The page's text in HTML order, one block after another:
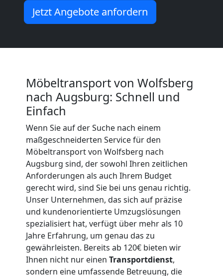
Jetzt Angebote anfordern
Möbeltransport von Wolfsberg
nach Augsburg: Schnell und
Einfach
Wenn Sie auf der Suche nach einem
maßgeschneiderten Service für den
Möbeltransport von Wolfsberg nach
Augsburg sind, der sowohl Ihren zeitlichen
Anforderungen als auch Ihrem Budget
gerecht wird, sind Sie bei uns genau richtig.
Unser Unternehmen, das sich auf präzise
und kundenorientierte Umzugslösungen
spezialisiert hat, verfügt über mehr als 10
Jahre Erfahrung, um genau das zu
gewährleisten. Bereits ab 120€ bieten wir
Ihnen nicht nur einen Transportdienst,
sondern eine umfassende Betreuung, die
LKW
Kunsttransport
Wolfsberg
Umzug
Wolfsberg
Mann